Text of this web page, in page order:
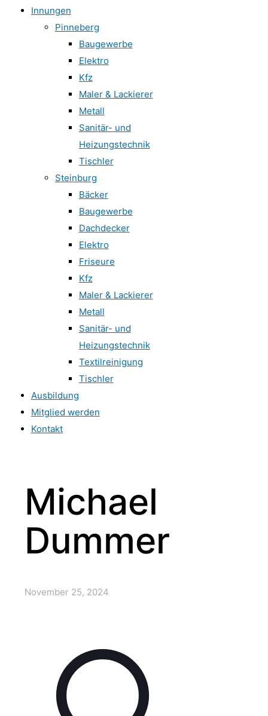
Innungen
Pinneberg
Baugewerbe
Elektro
Kfz
Maler & Lackierer
Metall
Sanitär- und
Heizungstechnik
Tischler
Steinburg
Bäcker
Baugewerbe
Dachdecker
Elektro
Friseure
Kfz
Maler & Lackierer
Metall
Sanitär- und
Heizungstechnik
Textilreinigung
Tischler
Ausbildung
Mitglied werden
Kontakt
Michael
Dummer
November 25, 2024